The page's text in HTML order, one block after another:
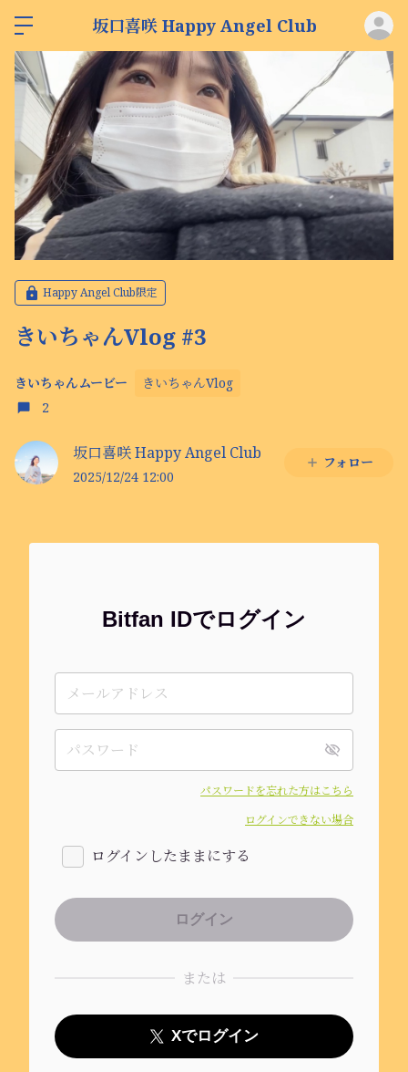
坂口喜咲 Happy Angel Club
Happy Angel Club限定
きいちゃんVlog #3
きいちゃんムービー
きいちゃんVlog
2
坂口喜咲 Happy Angel Club
2025/12/24 12:00
フォロー
Bitfan IDでログイン
パスワードを忘れた方はこちら
ログインできない場合
ログインしたままにする
または
Xでログイン